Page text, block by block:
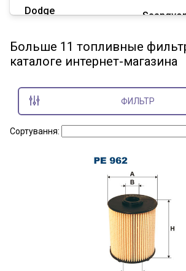
Dodge
Great Wall
Hummer
Tesla
Показать все марки
Больше 11 топливные
каталоге интернет-магазина
ФИЛЬТР
Сортування: